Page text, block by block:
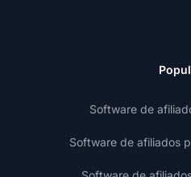
Software de
Software de afiliados